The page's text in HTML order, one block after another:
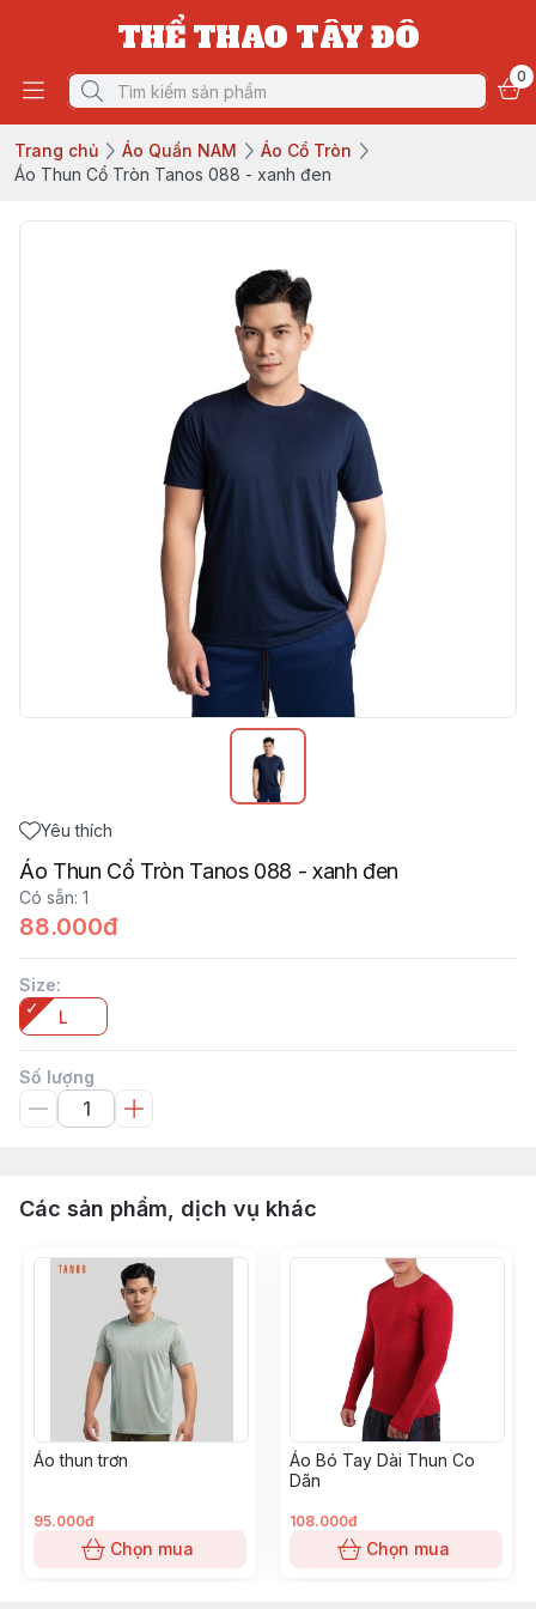
THỂ THAO TÂY ĐÔ
0
Trang chủ Áo Quần NAM
Áo Cổ Tròn
Áo Thun Cổ Tròn Tanos 088 - xanh đen
Yêu thích
Áo Thun Cổ Tròn Tanos 088 - xanh đen
Có sẵn: 1
88.000đ
Size:
L
Số lượng
Các sản phẩm, dịch vụ khác
Áo thun trơn
95.000đ
Chọn mua
Áo Bó Tay Dài Thun Co
Dãn
108.000đ
Chọn mua